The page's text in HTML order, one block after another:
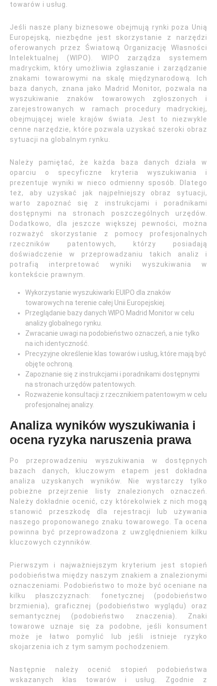
towarów i usług.
Jeśli nasze plany biznesowe obejmują rynki poza Unią
Europejską, niezbędne jest skorzystanie z narzędzi
oferowanych przez Światową Organizację Własności
Intelektualnej (WIPO). WIPO zarządza systemem
madryckim, który umożliwia zgłaszanie i zarządzanie
znakami towarowymi na skalę międzynarodową. Ich
baza danych, znana jako Madrid Monitor, pozwala na
wyszukiwanie znaków towarowych zgłoszonych i
zarejestrowanych w ramach procedury madryckiej,
obejmującej wiele krajów świata. Jest to niezwykle
cenne narzędzie, które pozwala uzyskać szeroki obraz
sytuacji na globalnym rynku.
Należy pamiętać, że każda baza danych działa w
oparciu o specyficzne kryteria wyszukiwania i
prezentuje wyniki w nieco odmienny sposób. Dlatego
też, aby uzyskać jak najpełniejszy obraz sytuacji,
warto zapoznać się z instrukcjami i poradnikami
dostępnymi na stronach poszczególnych urzędów.
Dodatkowo, dla jeszcze większej pewności, można
rozważyć skorzystanie z pomocy profesjonalnych
rzeczników patentowych, którzy posiadają
doświadczenie w przeprowadzaniu takich analiz i
potrafią interpretować wyniki wyszukiwania w
kontekście prawnym.
Wykorzystanie wyszukiwarki EUIPO dla znaków
towarowych na terenie całej Unii Europejskiej.
Przeglądanie bazy danych WIPO Madrid Monitor w celu
analizy globalnego rynku.
Zwracanie uwagi na podobieństwo oznaczeń, a nie tylko
na ich identyczność.
Precyzyjne określenie klas towarów i usług, które mają być
objęte ochroną.
Zapoznanie się z instrukcjami i poradnikami dostępnymi
na stronach urzędów patentowych.
Rozważenie konsultacji z rzecznikiem patentowym w celu
profesjonalnej analizy.
Analiza wyników wyszukiwania i
ocena ryzyka naruszenia prawa
Po przeprowadzeniu wyszukiwania w dostępnych
bazach danych, kluczowym etapem jest dokładna
analiza uzyskanych wyników. Nie wystarczy tylko
pobieżne przejrzenie listy znalezionych oznaczeń.
Należy dokładnie ocenić, czy którekolwiek z nich mogą
stanowić przeszkodę dla rejestracji lub używania
naszego proponowanego znaku towarowego. Ta ocena
powinna być przeprowadzona z uwzględnieniem kilku
kluczowych czynników.
Pierwszym i najważniejszym kryterium jest stopień
podobieństwa między naszym znakiem a znalezionymi
oznaczeniami. Podobieństwo to może być oceniane na
kilku płaszczyznach: fonetycznej (podobieństwo
brzmienia), graficznej (podobieństwo wyglądu) oraz
semantycznej (podobieństwo znaczenia). Znaki
towarowe uznaje się za podobne, jeśli konsument
może je łatwo pomylić lub jeśli istnieje ryzyko
skojarzenia ich z tym samym pochodzeniem.
Następnie należy ocenić stopień podobieństwa
wskazanych klas towarów i usług. Zgodnie z